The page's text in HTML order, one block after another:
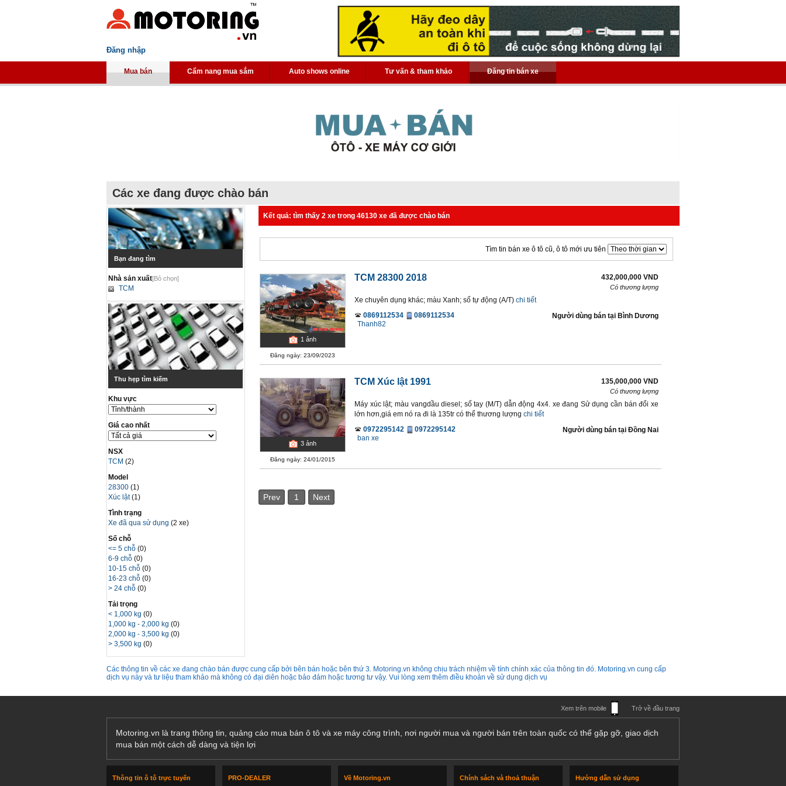
Đăng nhập
Mua bán Cẩm nang mua sắm Auto shows online Tư vấn & tham khảo Đăng tin bán xe
Các xe đang được chào bán
Bạn đang tìm
Nhà sản xuất[Bỏ chọn]
TCM
Thu hẹp tìm kiếm
Khu vực
Giá cao nhất
NSX
TCM(2)
Model
28300(1)
Xúc lật(1)
Tình trạng
Xe đã qua sử dụng (2 xe)
Số chỗ
<= 5 chỗ(0)
6-9 chỗ(0)
10-15 chỗ(0)
16-23 chỗ(0)
> 24 chỗ(0)
Tải trọng
< 1,000 kg(0)
1,000 kg - 2,000 kg(0)
2,000 kg - 3,500 kg(0)
> 3,500 kg(0)
Kết quả: tìm thấy 2 xe trong 46130 xe đã được chào bán
Tìm tin bán xe ô tô cũ, ô tô mới ưu tiên
1 ảnh
Đăng ngày: 23/09/2023
TCM 28300 2018 432,000,000 VND
Có thương lượng
Xe chuyên dụng khác; màu Xanh; số tự động (A/T) chi tiết
0869112534
0869112534
Thanh82
Người dùng bán tại Bình Dương
3 ảnh
Đăng ngày: 24/01/2015
TCM Xúc lật 1991 135,000,000 VND
Có thương lượng
Máy xúc lật; màu vangdầu diesel; số tay (M/T) dẫn động 4x4. xe đang Sử dụng cần bán đổi xe
lớn hơn,giá em nó ra đi là 135tr có thể thương lượng chi tiết
0972295142
0972295142
ban xe
Người dùng bán tại Ðồng Nai
Prev 1 Next
Các thông tin về các xe đang chào bán được cung cấp bởi bên bán hoặc bên thứ 3. Motoring.vn không chịu trách nhiệm về tính chính xác của thông tin đó. Motoring.vn cung cấp
dịch vụ này và tư liệu tham khảo mà không có đại diên hoặc bảo đảm hoặc tương tư vậy. Vui lòng xem thêm điều khoản về sử dụng dịch vụ
Xem trên mobile Trở về đầu trang
Motoring.vn là trang thông tin, quảng cáo mua bán ô tô và xe máy công trình, nơi người mua và người bán trên toàn quốc có thể gặp gỡ, giao dịch
mua bán một cách dễ dàng và tiện lợi
Thông tin ô tô trực tuyến PRO-DEALER Về Motoring.vn Chính sách và thoả thuận Hướng dẫn sử dụng